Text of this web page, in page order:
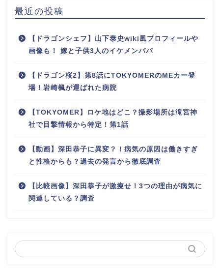
最近の投稿
【ドラゴンシェフ】山下泰史wiki風プロフィールや
画像も！ 嫁と子供3人のイケメンパパ
【ドラゴン桜2】第8話にTOKYOMERのMEカー登
場！岩崎楓が運ばれた病院
【TOKYOMER】ロケ地はどこ？撮影場所は滝宮神
社で目撃情報から特定！第1話
【動画】深田恭子に異変？！病気の原因は働きすぎ
と性格からも？過去の発言から徹底調査
【比較画像】深田恭子が激痩せ！3つの理由が病気に
関連している？調査